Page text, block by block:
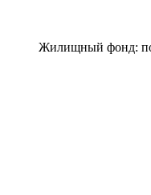
Жилищный фонд: